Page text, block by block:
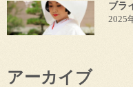
ブラ
2025
アーカイブ